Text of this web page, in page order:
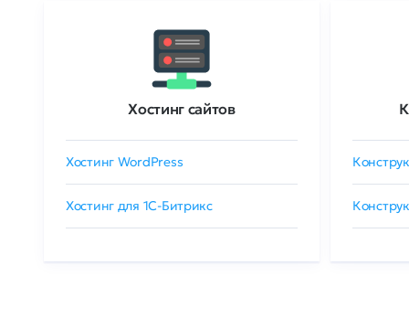
Хостинг сайтов
Хостинг WordPress
Хостинг для 1C-Битрикс